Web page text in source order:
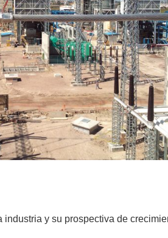
industria y su prospectiva de